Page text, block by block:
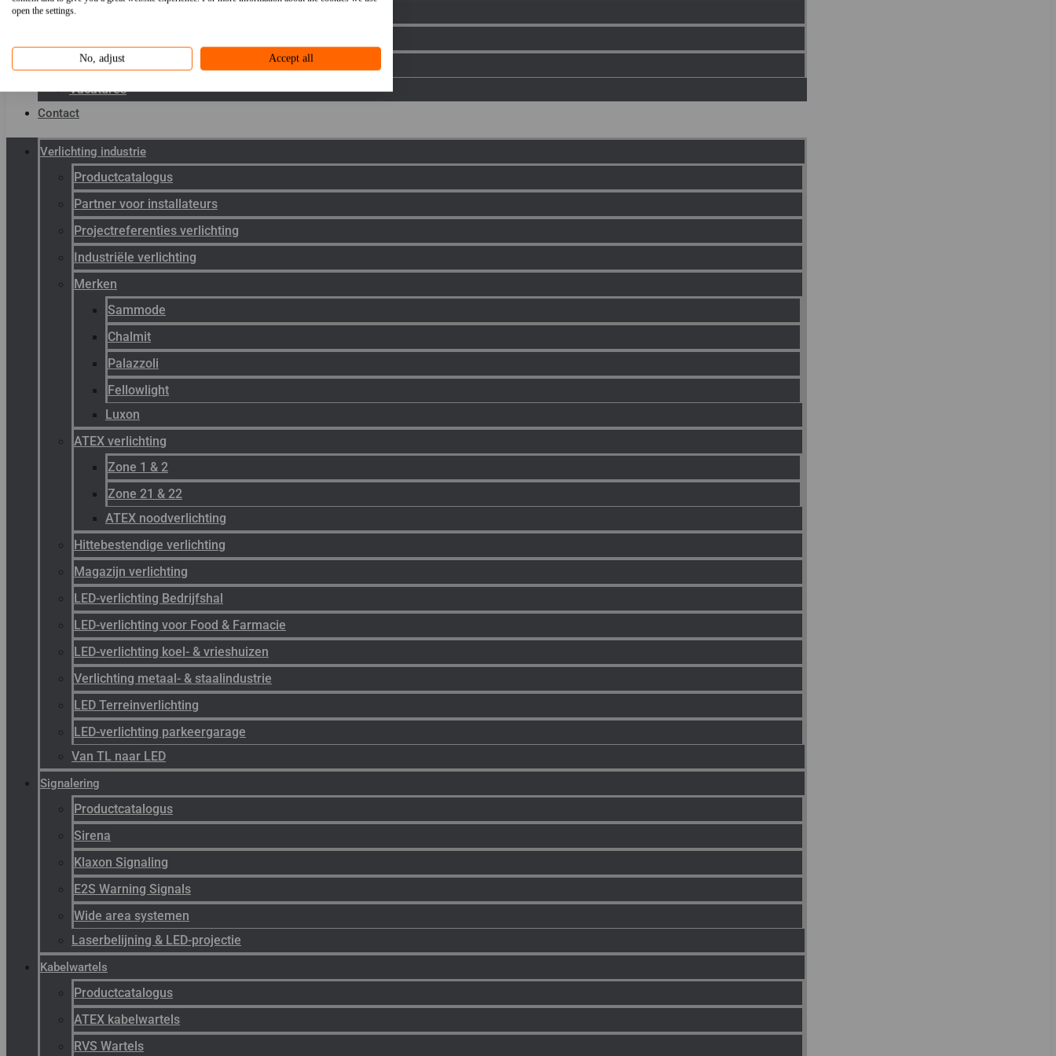
open the settings.
No, adjust Accept all
Toepassingen
Werken bij Gunneman
Vacatures
Contact
Verlichting industrie
Productcatalogus
Partner voor installateurs
Projectreferenties verlichting
Industriële verlichting
Merken
Sammode
Chalmit
Palazzoli
Fellowlight
Luxon
ATEX verlichting
Zone 1 & 2
Zone 21 & 22
ATEX noodverlichting
Hittebestendige verlichting
Magazijn verlichting
LED-verlichting Bedrijfshal
LED-verlichting voor Food & Farmacie
LED-verlichting koel- & vrieshuizen
Verlichting metaal- & staalindustrie
LED Terreinverlichting
LED-verlichting parkeergarage
Van TL naar LED
Signalering
Productcatalogus
Sirena
Klaxon Signaling
E2S Warning Signals
Wide area systemen
Laserbelijning & LED-projectie
Kabelwartels
Productcatalogus
ATEX kabelwartels
RVS Wartels